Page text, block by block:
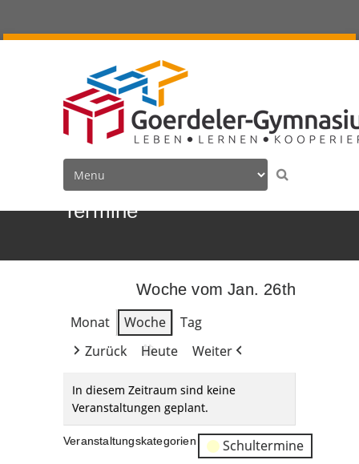
Termine
Woche vom Jan. 26th
Monat
Woche
Tag
Zurück
Heute Weiter
In diesem Zeitraum sind keine
Veranstaltungen geplant.
Veranstaltungskategorien
Schultermine